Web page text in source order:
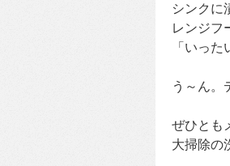
シンクに
レンジフ
「いっ
う～ん。
ぜひとも
大掃除の